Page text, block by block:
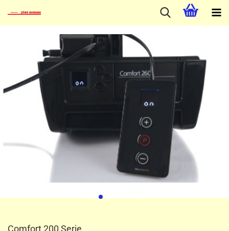
Comfort 200 Serie